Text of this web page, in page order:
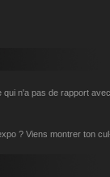
n'a pas de rapport
? Viens montrer ton